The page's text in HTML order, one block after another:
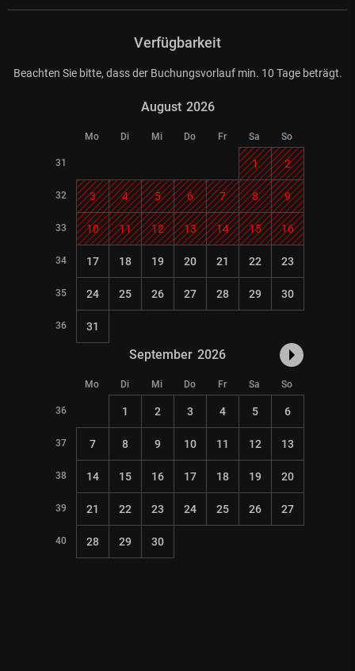
Verfügbarkeit
Beachten Sie bitte, dass der Buchungsvorlauf min. 10 Tage beträgt.
August 2026
Mo Di Mi Do Fr Sa So
31 1 2
32 3 4 5 6 7 8 9
33 10 11 12 13 14 15 16
34 17 18 19 20 21 22 23
35 24 25 26 27 28 29 30
36 31
September 2026
Mo Di Mi Do Fr Sa So
36 1 2 3 4 5 6
37 7 8 9 10 11 12 13
38 14 15 16 17 18 19 20
39 21 22 23 24 25 26 27
40 28 29 30